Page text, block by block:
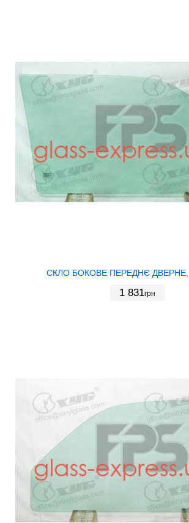
СКЛО БОКОВЕ ПЕРЕДНЄ ДВЕРНЕ,
1 831грн